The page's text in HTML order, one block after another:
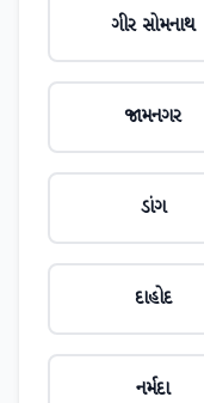
ગીર સોમનાથ
જામનગર
ડાંગ
દાહોદ
નર્મદા